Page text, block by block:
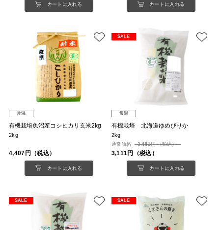
カートに入れる カートに入れる
常温
有機栽培魚沼産コシヒカリ玄米2kg
2kg
4,407円（税込）
カートに入れる
SALE
常温
有機栽培 北海道ゆめぴりか
2kg
通常価格 3,651円 （税込）
3,111円（税込）
カートに入れる
SALE SALE